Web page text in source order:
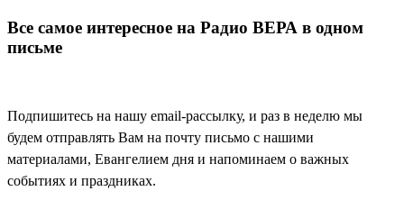
Все самое интересное на Радио ВЕРА в одном
письме
Подпишитесь на нашу email-рассылку, и раз в неделю мы
будем отправлять Вам на почту письмо с нашими
материалами, Евангелием дня и напоминаем о важных
событиях и праздниках.